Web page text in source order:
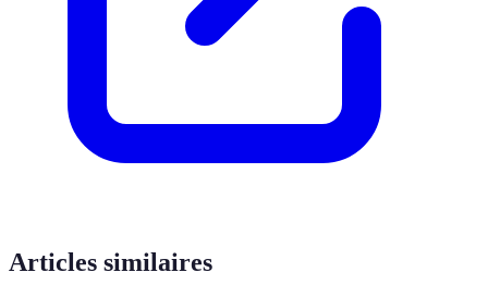
Articles similaires